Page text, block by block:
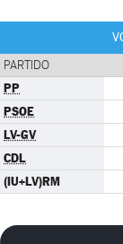
PARTIDO
PP
PSOE
LV-GV
CDL
(IU+LV)RM